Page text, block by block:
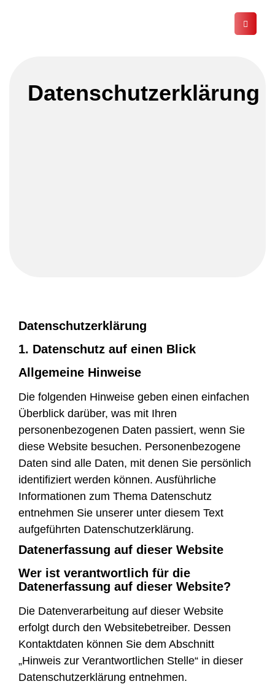
Datenschutzerklärung
Datenschutz­erklärung
1. Datenschutz auf einen Blick
Allgemeine Hinweise
Die folgenden Hinweise geben einen einfachen
Überblick darüber, was mit Ihren
personenbezogenen Daten passiert, wenn Sie
diese Website besuchen. Personenbezogene
Daten sind alle Daten, mit denen Sie persönlich
identifiziert werden können. Ausführliche
Informationen zum Thema Datenschutz
entnehmen Sie unserer unter diesem Text
aufgeführten Datenschutzerklärung.
Datenerfassung auf dieser Website
Wer ist verantwortlich für die
Datenerfassung auf dieser Website?
Die Datenverarbeitung auf dieser Website
erfolgt durch den Websitebetreiber. Dessen
Kontaktdaten können Sie dem Abschnitt
„Hinweis zur Verantwortlichen Stelle“ in dieser
Datenschutzerklärung entnehmen.